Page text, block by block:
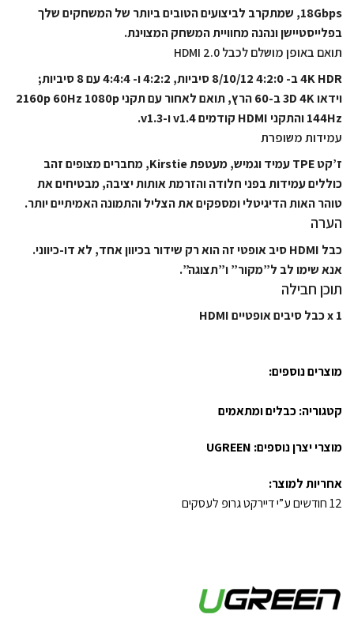
18Gbps, שמתקרב לביצועים הטובים ביותר של המשחקים שלך
בפלייסטיישן ונהנה מחוויית המשחק המצוינת.
תואם באופן מושלם לכבל HDMI 2.0
4K HDR ב- 4:2:0 8/10/12 סיביות, 4:2:2 ו- 4:4:4 עם 8 סיביות;
וידאו 3D 4K ב-60 הרץ, תואם לאחור עם תקני 2160p 60Hz 1080p
144Hz והתקני HDMI קודמים v1.4 ו-v1.3.
עמידות משופרת
ז’קט TPE עמיד וגמיש, מעטפת Kirstie, מחברים מצופים זהב
כוללים עמידות בפני חלודה והזרמת אותות יציבה, מבטיחים את
טוהר האות הדיגיטלי ומספקים את הצליל והתמונה האמיתיים יותר.
הערה
כבל HDMI סיב אופטי זה הוא רק שידור בכיוון אחד, לא דו-כיווני.
אנא שימו לב ל”מקור” ו”תצוגה”.
תוכן חבילה
1 x כבל סיבים אופטיים HDMI
מוצרים נוספים:
קטגוריה:כבלים ומתאמים
מוצרי יצרן נוספים: UGREEN
אחריות למוצר:
12 חודשים ע”י דיירקט גרופ לעסקים